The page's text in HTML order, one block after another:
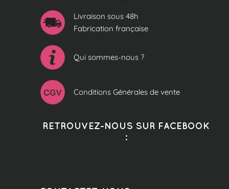
Livraison sous 48h
Fabrication française
Qui sommes-nous ?
Conditions Générales de vente
RETROUVEZ-NOUS SUR FACEBOOK
: